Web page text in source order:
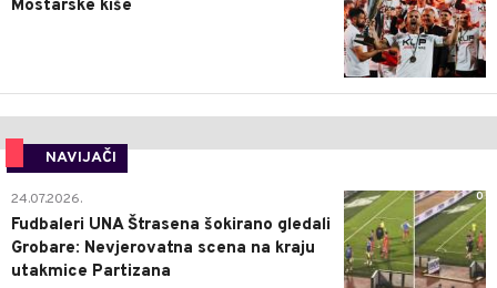
Mostarske kiše
NAVIJAČI
0
24.07.2026.
Fudbaleri UNA Štrasena šokirano gledali
Grobare: Nevjerovatna scena na kraju
utakmice Partizana